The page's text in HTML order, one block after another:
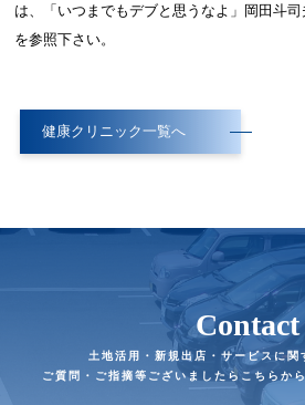
は、「いつまでもデブと思うなよ」岡田斗司
を参照下さい。
健康クリニック一覧へ
Contact
土地活用・新規出店・サービスに関
ご質問・ご指摘等ございましたらこちらか